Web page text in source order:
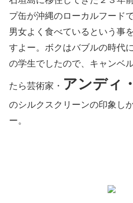
プ缶が沖縄のローカルフード
男女よく食べているという事
すよー。ボクはバブルの時代
の学生でしたので、キャンベ
たら芸術家・ アンディ
のシルクスクリーンの印象し
ー。